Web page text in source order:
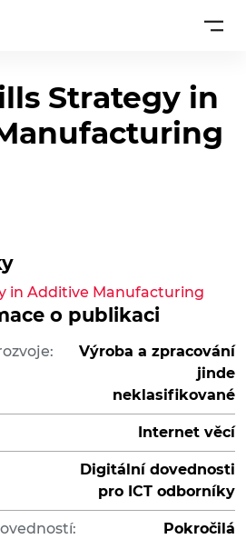
Strategy in
o publikaci
Výroba a zpracování
jinde
neklasifikované
Internet věcí
Digitální dovednosti
pro ICT odborníky
Pokročilá
in Additive Manufacturing